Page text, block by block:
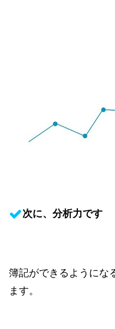
次に、分析力です
簿記ができるようにな
ます。